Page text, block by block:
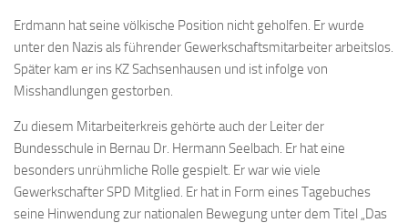
Erdmann hat seine völkische Position nicht geholfen. Er wurde
unter den Nazis als führender Gewerkschaftsmitarbeiter arbeitslos.
Später kam er ins KZ Sachsenhausen und ist infolge von
Misshandlungen gestorben.
Zu diesem Mitarbeiterkreis gehörte auch der Leiter der
Bundesschule in Bernau Dr. Hermann Seelbach. Er hat eine
besonders unrühmliche Rolle gespielt. Er war wie viele
Gewerkschafter SPD Mitglied. Er hat in Form eines Tagebuches
seine Hinwendung zur nationalen Bewegung unter dem Titel „Das